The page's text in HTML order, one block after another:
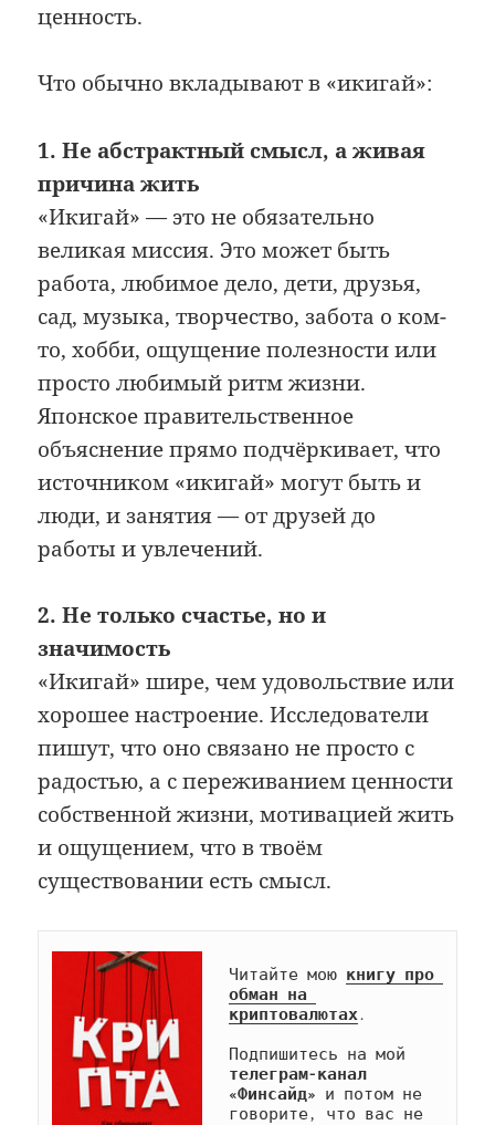
ценность.
Что обычно вкладывают в «икигай»:
1. Не абстрактный смысл, а живая
причина жить
«Икигай» — это не обязательно
великая миссия. Это может быть
работа, любимое дело, дети, друзья,
сад, музыка, творчество, забота о ком-
то, хобби, ощущение полезности или
просто любимый ритм жизни.
Японское правительственное
объяснение прямо подчёркивает, что
источником «икигай» могут быть и
люди, и занятия — от друзей до
работы и увлечений.
2. Не только счастье, но и
значимость
«Икигай» шире, чем удовольствие или
хорошее настроение. Исследователи
пишут, что оно связано не просто с
радостью, а с переживанием ценности
собственной жизни, мотивацией жить
и ощущением, что в твоём
существовании есть смысл.
Читайте мою книгу про
обман на
криптовалютах.
телеграм-канал
«Финсайд» и потом не
говорите, что вас не